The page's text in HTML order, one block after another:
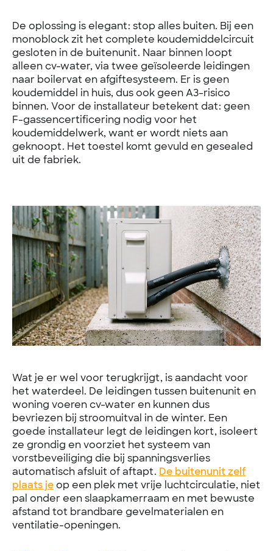
De oplossing is elegant: stop alles buiten. Bij een
monoblock zit het complete koudemiddelcircuit
gesloten in de buitenunit. Naar binnen loopt
alleen cv-water, via twee geïsoleerde leidingen
naar boilervat en afgiftesysteem. Er is geen
koudemiddel in huis, dus ook geen A3-risico
binnen. Voor de installateur betekent dat: geen
F-gassencertificering nodig voor het
koudemiddelwerk, want er wordt niets aan
geknoopt. Het toestel komt gevuld en gesealed
uit de fabriek.
Wat je er wel voor terugkrijgt, is aandacht voor
het waterdeel. De leidingen tussen buitenunit en
woning voeren cv-water en kunnen dus
bevriezen bij stroomuitval in de winter. Een
goede installateur legt de leidingen kort, isoleert
ze grondig en voorziet het systeem van
vorstbeveiliging die bij spanningsverlies
automatisch afsluit of aftapt. De buitenunit zelf
plaats jeop een plek met vrije luchtcirculatie, niet
pal onder een slaapkamerraam en met bewuste
afstand tot brandbare gevelmaterialen en
ventilatie-openingen.